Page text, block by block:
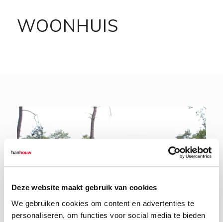
Deze website maakt gebruik van cookies
We gebruiken cookies om content en advertenties te
personaliseren, om functies voor social media te bieden
WOONHUIS